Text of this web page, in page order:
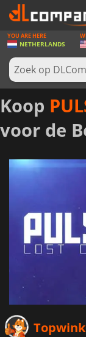
SPELLEN
GAME CARDS
SOFTWARE
REWARDS
NIEUWS
LOG IN OF
YOU ARE HERE
NETHERLANDS
Koop
voor de